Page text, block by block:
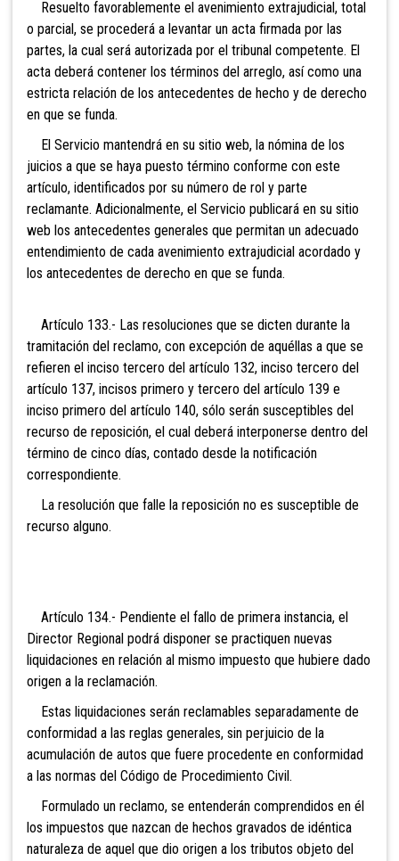
Resuelto favorablemente el avenimiento extrajudicial, total
o parcial, se procederá a levantar un acta firmada por las
partes, la cual será autorizada por el tribunal competente. El
acta deberá contener los términos del arreglo, así como una
estricta relación de los antecedentes de hecho y de derecho
en que se funda.
El Servicio mantendrá en su sitio web, la nómina de los
juicios a que se haya puesto término conforme con este
artículo, identificados por su número de rol y parte
reclamante. Adicionalmente, el Servicio publicará en su sitio
web los antecedentes generales que permitan un adecuado
entendimiento de cada avenimiento extrajudicial acordado y
los antecedentes de derecho en que se funda.
Artículo 133.- Las resoluciones que se dicten durante la
tramitación del reclamo, con excepción de aquéllas a que se
refieren el inciso tercero del artículo 132, inciso tercero del
artículo 137, incisos primero y tercero del artículo 139 e
inciso primero del artículo 140, sólo serán susceptibles del
recurso de reposición, el cual deberá interponerse dentro del
término de cinco días, contado desde la notificación
correspondiente.
La resolución que falle la reposición no es susceptible de
recurso alguno.
Artículo 134.- Pendiente el fallo de primera instancia, el
Director Regional podrá disponer se practiquen nuevas
liquidaciones en relación al mismo impuesto que hubiere dado
origen a la reclamación.
Estas liquidaciones serán reclamables separadamente de
conformidad a las reglas generales, sin perjuicio de la
acumulación de autos que fuere procedente en conformidad
a las normas del Código de Procedimiento Civil.
Formulado un reclamo, se entenderán comprendidos en él
los impuestos que nazcan de hechos gravados de idéntica
naturaleza de aquel que dio origen a los tributos objeto del